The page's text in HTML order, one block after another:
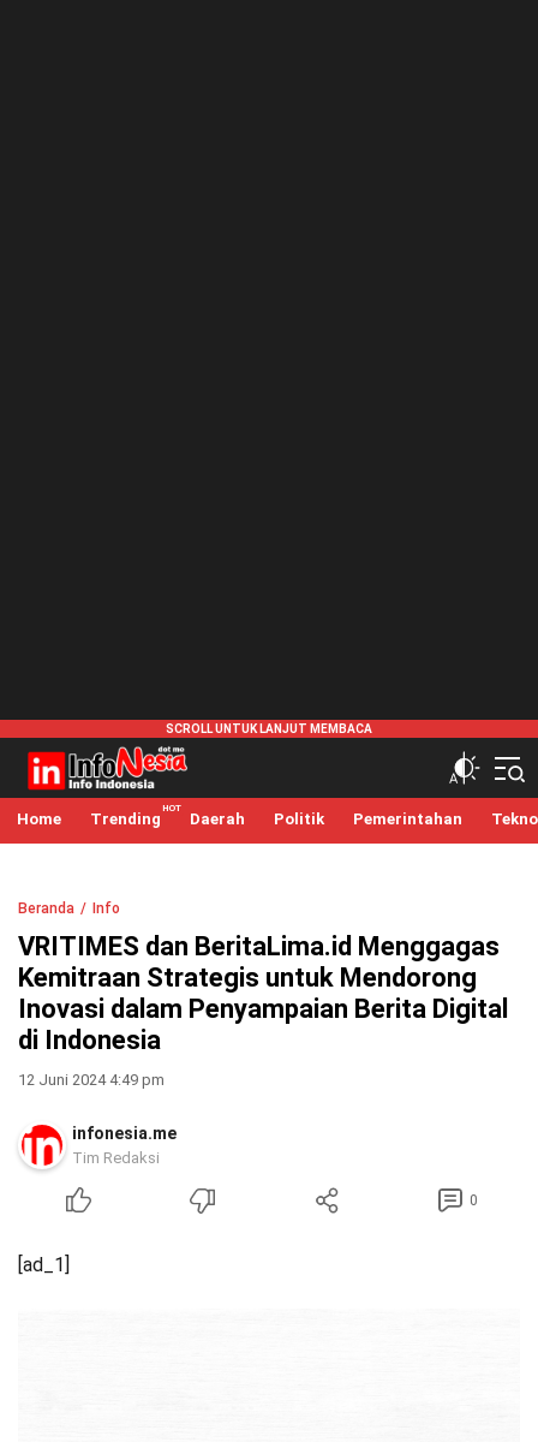
infonesia.me
Info Indonesia
Home Trending Daerah Politik Pemerintahan Tekno
Beranda Info
VRITIMES dan BeritaLima.id Menggagas
Kemitraan Strategis untuk Mendorong
Inovasi dalam Penyampaian Berita Digital
di Indonesia
12 Juni 2024 4:49 pm
infonesia.me
Tim Redaksi
0
[ad_1]